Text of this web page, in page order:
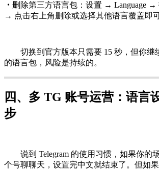
・ 删除第三方语言包：设置 → Language →
→ 点击右上角删除或选择其他语言覆盖即
切换到官方版本只需要 15 秒，但你继
的语言包，风险是持续的。
四、多 TG 账号运营：语言
步
说到 Telegram 的使用习惯，如果你的
个号聊聊天，设置完中文就结束了。但如